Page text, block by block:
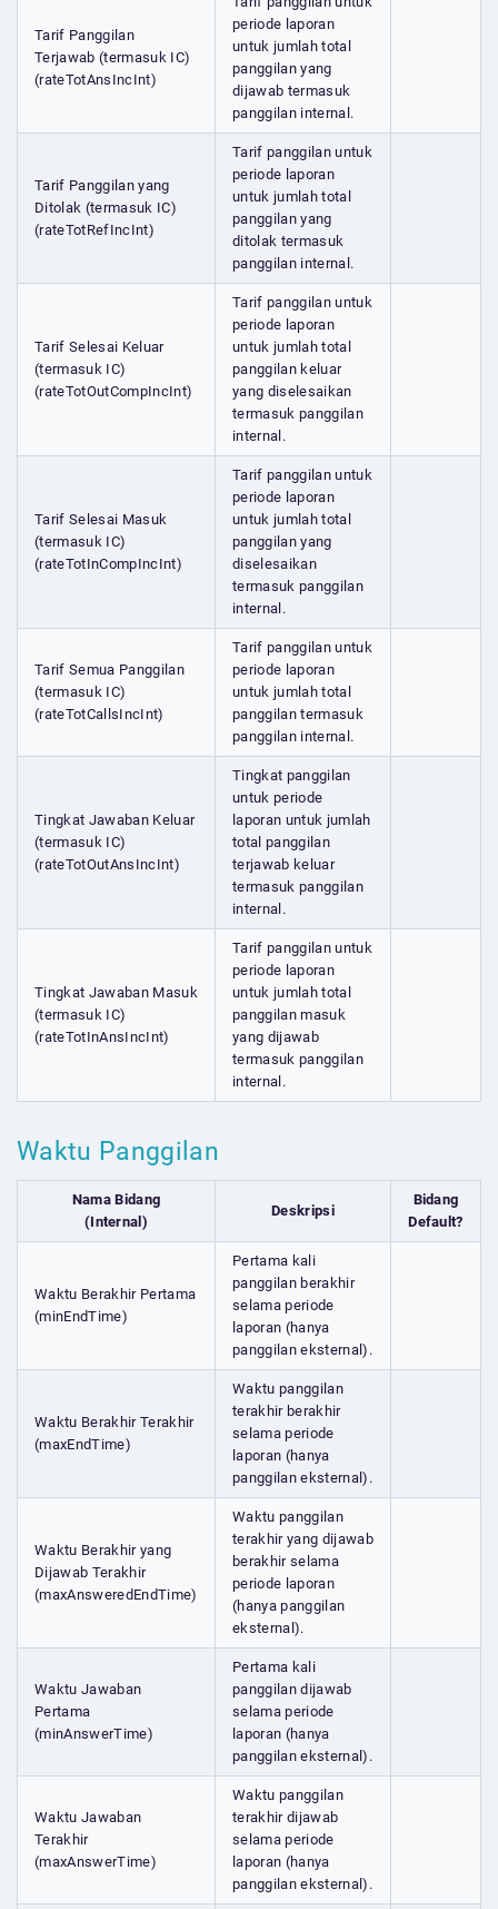
Tarif Panggilan
Terjawab (termasuk IC)
(rateTotAnsIncInt)
periode laporan
untuk jumlah total
panggilan yang
dijawab termasuk
panggilan internal.
Tarif Panggilan yang
Ditolak (termasuk IC)
(rateTotRefIncInt)
Tarif panggilan untuk
periode laporan
untuk jumlah total
panggilan yang
ditolak termasuk
panggilan internal.
Tarif Selesai Keluar
(termasuk IC)
(rateTotOutCompIncInt)
Tarif panggilan untuk
periode laporan
untuk jumlah total
panggilan keluar
yang diselesaikan
termasuk panggilan
internal.
Tarif Selesai Masuk
(termasuk IC)
(rateTotInCompIncInt)
Tarif panggilan untuk
periode laporan
untuk jumlah total
panggilan yang
diselesaikan
termasuk panggilan
internal.
Tarif Semua Panggilan
(termasuk IC)
(rateTotCallsIncInt)
Tarif panggilan untuk
periode laporan
untuk jumlah total
panggilan termasuk
panggilan internal.
Tingkat Jawaban Keluar
(termasuk IC)
(rateTotOutAnsIncInt)
Tingkat panggilan
untuk periode
laporan untuk jumlah
total panggilan
terjawab keluar
termasuk panggilan
internal.
Tingkat Jawaban Masuk
(termasuk IC)
(rateTotInAnsIncInt)
Tarif panggilan untuk
periode laporan
untuk jumlah total
panggilan masuk
yang dijawab
termasuk panggilan
internal.
Waktu Panggilan
Nama Bidang
(Internal)
Deskripsi
Bidang
Default?
Waktu Berakhir Pertama
(minEndTime)
Pertama kali
panggilan berakhir
selama periode
laporan (hanya
panggilan eksternal).
Waktu Berakhir Terakhir
(maxEndTime)
Waktu panggilan
terakhir berakhir
selama periode
laporan (hanya
panggilan eksternal).
Waktu Berakhir yang
Dijawab Terakhir
(maxAnsweredEndTime)
Waktu panggilan
terakhir yang dijawab
berakhir selama
periode laporan
(hanya panggilan
eksternal).
Waktu Jawaban
Pertama
(minAnswerTime)
Pertama kali
panggilan dijawab
selama periode
laporan (hanya
panggilan eksternal).
Waktu Jawaban
Terakhir
(maxAnswerTime)
Waktu panggilan
terakhir dijawab
selama periode
laporan (hanya
panggilan eksternal).